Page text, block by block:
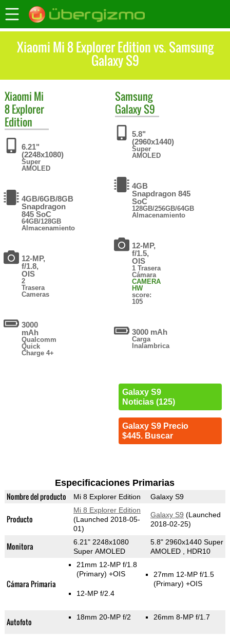
Xiaomi Mi 8 Explorer Edition vs. Samsung
Galaxy S9
Xiaomi Mi
8 Explorer
Edition
6.21"
(2248x1080)
Super
AMOLED
4GB/6GB/8GB
Snapdragon
845 SoC
64GB/128GB
Almacenamiento
12-MP,
f/1.8,
OIS
2
Trasera
Cameras
3000
mAh
Qualcomm
Quick
Charge 4+
Samsung
Galaxy S9
5.8"
(2960x1440)
Super
AMOLED
4GB
Snapdragon 845
SoC
128GB/256GB/64GB
Almacenamiento
12-MP,
f/1.5,
OIS
1 Trasera
Cámara
CAMERA
HW
score:
105
3000 mAh
Carga
Inalambrica
Galaxy S9
Noticias (125)
Galaxy S9 Precio
$445. Buscar
Especificaciones Primarias
Nombre del producto Mi 8 Explorer Edition Galaxy S9
Producto
Mi 8 Explorer Edition
(Launched 2018-05-
01)
Galaxy S9 (Launched
2018-02-25)
Monitora
6.21" 2248x1080
Super AMOLED
5.8" 2960x1440 Super
AMOLED , HDR10
Cámara Primaria
21mm 12-MP f/1.8
(Primary) +OIS
12-MP f/2.4
27mm 12-MP f/1.5
(Primary) +OIS
Autofoto 18mm 20-MP f/2 26mm 8-MP f/1.7